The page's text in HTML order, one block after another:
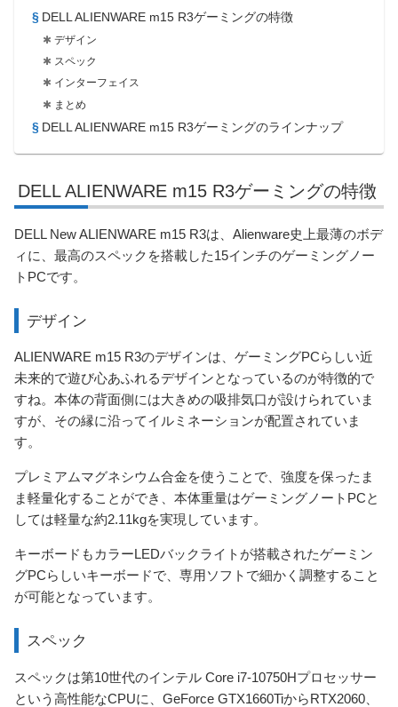
DELL ALIENWARE m15 R3ゲーミングの特徴
デザイン
スペック
インターフェイス
まとめ
DELL ALIENWARE m15 R3ゲーミングのラインナップ
DELL ALIENWARE m15 R3ゲーミングの特徴
DELL New ALIENWARE m15 R3は、Alienware史上最薄のボデ
ィに、最高のスペックを搭載した15インチのゲーミングノー
トPCです。
デザイン
ALIENWARE m15 R3のデザインは、ゲーミングPCらしい近
未来的で遊び心あふれるデザインとなっているのが特徴的で
すね。本体の背面側には大きめの吸排気口が設けられていま
すが、その縁に沿ってイルミネーションが配置されていま
す。
プレミアムマグネシウム合金を使うことで、強度を保ったま
ま軽量化することができ、本体重量はゲーミングノートPCと
しては軽量な約2.11kgを実現しています。
キーボードもカラーLEDバックライトが搭載されたゲーミン
グPCらしいキーボードで、専用ソフトで細かく調整すること
が可能となっています。
スペック
スペックは第10世代のインテル Core i7-10750Hプロセッサー
という高性能なCPUに、GeForce GTX1660TiからRTX2060、